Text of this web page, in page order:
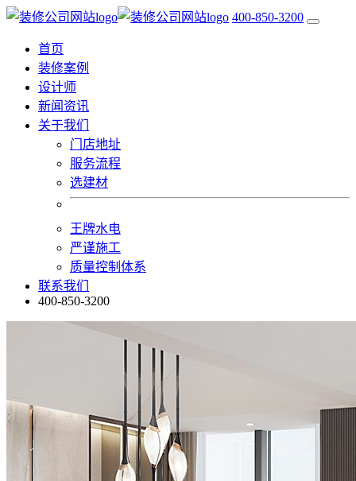
400-850-3200
首页
装修案例
设计师
新闻资讯
关于我们
门店地址
服务流程
选建材
王牌水电
严谨施工
质量控制体系
联系我们
400-850-3200